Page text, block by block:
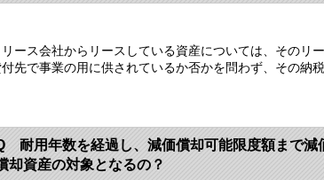
ス会社からリースしている資産については、そのリ
先で事業の用に供されているか否かを問わず、その納
耐用年数を経過し、減価償却可能限度額まで減
却資産の対象となるの？